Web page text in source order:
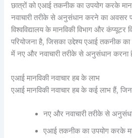
छात्रों को एआई तकनीक का उपयोग करके
नवाचारी तरीके से अनुसंधान करने का अवसर
विश्वविद्यालय के मानविकी विभाग और कंप्यूटर
परियोजना है, जिसका उद्देश्य एआई तकनीक
में नए और नवाचारी तरीके से अनुसंधान करना
एआई मानविकी नवाचार हब के लाभ
एआई मानविकी नवाचार हब के कई लाभ हैं,
नए और नवाचारी तरीके से
एआई तकनीक का उपयोग करके